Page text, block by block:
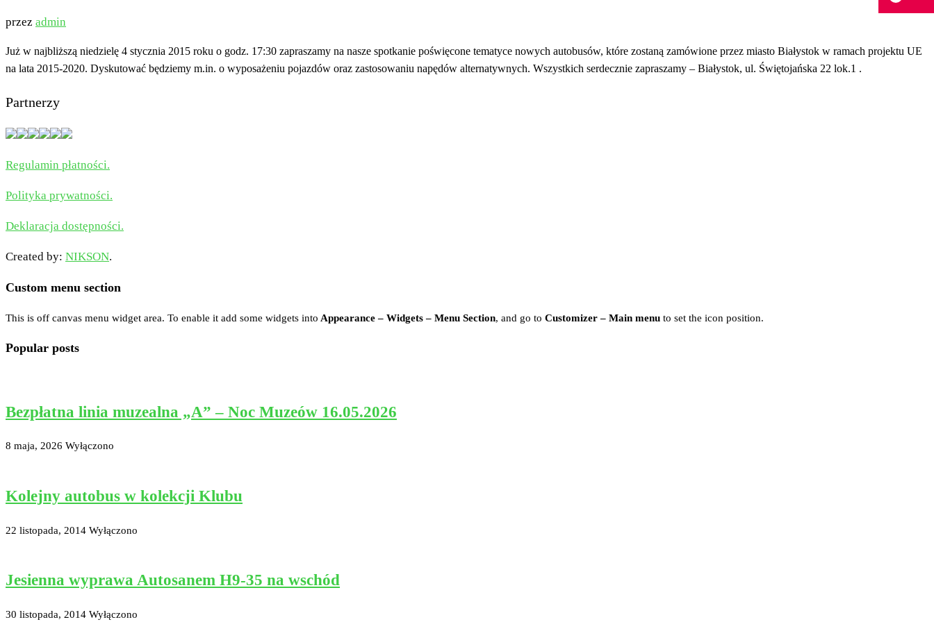
przez admin
Już w najbliższą niedzielę 4 stycznia 2015 roku o godz. 17:30 zapraszamy na nasze spotkanie poświęcone tematyce nowych autobusów, które zostaną zamówione przez miasto Białystok w ramach projektu UE
na lata 2015-2020. Dyskutować będziemy m.in. o wyposażeniu pojazdów oraz zastosowaniu napędów alternatywnych. Wszystkich serdecznie zapraszamy – Białystok, ul. Świętojańska 22 lok.1 .
Partnerzy
Regulamin płatności.
Polityka prywatności.
Deklaracja dostępności.
Created by: NIKSON.
Custom menu section
This is off canvas menu widget area. To enable it add some widgets into Appearance – Widgets – Menu Section, and go to Customizer – Main menu to set the icon position.
Popular posts
Bezpłatna linia muzealna „A” – Noc Muzeów 16.05.2026
8 maja, 2026 Wyłączono
Kolejny autobus w kolekcji Klubu
22 listopada, 2014 Wyłączono
Jesienna wyprawa Autosanem H9-35 na wschód
30 listopada, 2014 Wyłączono